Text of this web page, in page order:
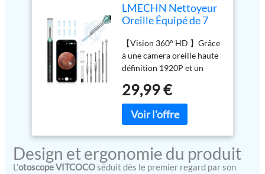
LMECHN Nettoyeur
Oreille Équipé de 7
Adulte Enfants
【Vision 360° HD 】Grâce
à une camera oreille haute
définition 1920P et un
otoscope oreille offre une
vision claire et complète à
360° du conduit auditif. Les
idéales pour un nettoyage
oreille précis et une
29,99 €
Design et ergonomie du produit
L’otoscope VITCOCOséduit dès le premier regard par son